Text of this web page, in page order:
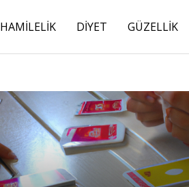
HAMILELIK DIYET GÜZELLIK